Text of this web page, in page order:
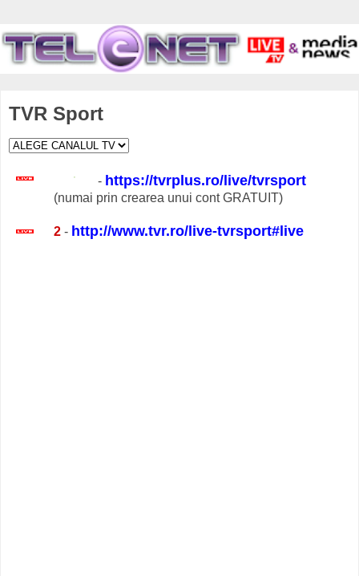
TVR Sport
- https://tvrplus.ro/live/tvrsport
(numai prin crearea unui cont GRATUIT)
2- http://www.tvr.ro/live-tvrsport#live